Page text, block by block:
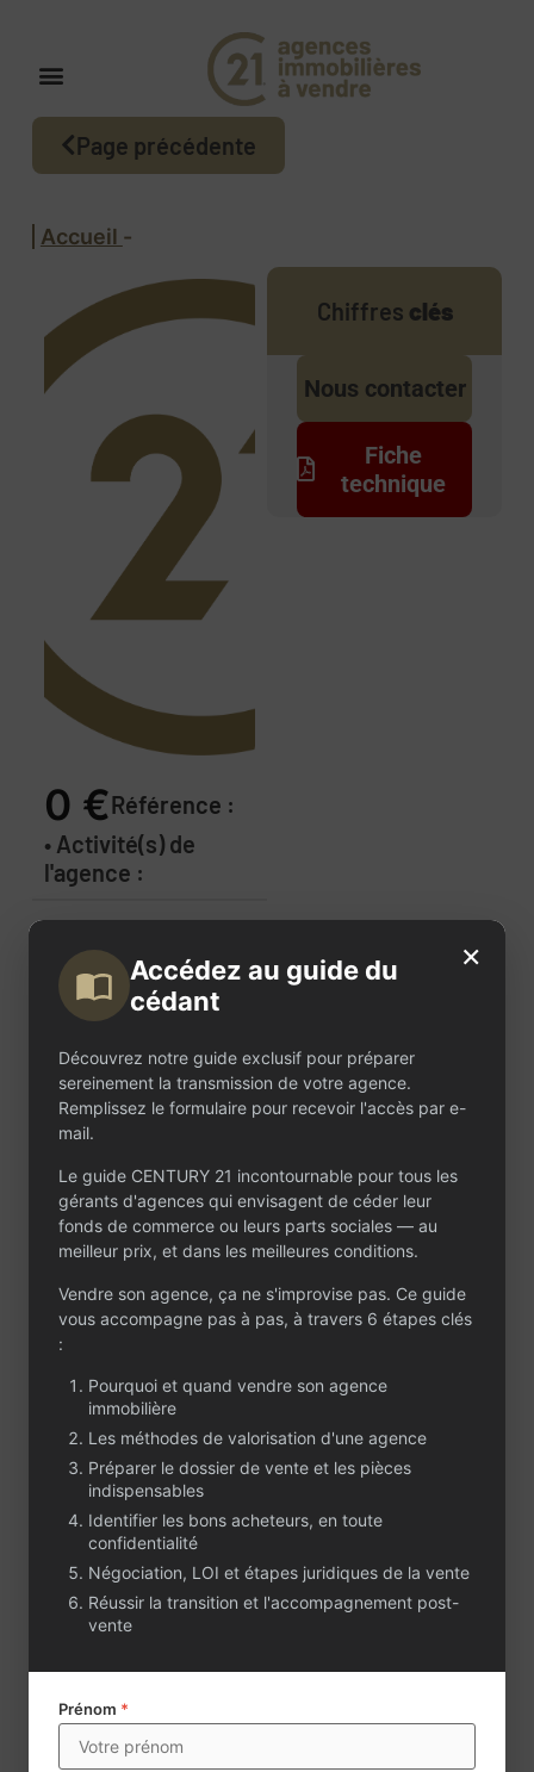
Page précédente
Accueil -
0 €Référence :
• Activité(s) de
l'agence :
Description
de
l'annonce
Chiffres clés
Nous contacter
Fiche
technique
Contactez-nous
Un projet ou une
question ?
Que vous envisagiez de céder ou d’acheter
formulaire : notre équipe vous contactera
rapidement, en toute confidentialité.
×
Accédez au guide du
cédant
Découvrez notre guide exclusif pour préparer
sereinement la transmission de votre agence.
Remplissez le formulaire pour recevoir l'accès par e-
mail.
Le guide CENTURY 21 incontournable pour tous les
gérants d'agences qui envisagent de céder leur
fonds de commerce ou leurs parts sociales — au
meilleur prix, et dans les meilleures conditions.
Vendre son agence, ça ne s'improvise pas. Ce guide
vous accompagne pas à pas, à travers 6 étapes clés
:
Pourquoi et quand vendre son agence
immobilière
Les méthodes de valorisation d'une agence
Préparer le dossier de vente et les pièces
indispensables
Identifier les bons acheteurs, en toute
confidentialité
Négociation, LOI et étapes juridiques de la vente
Réussir la transition et l'accompagnement post-
vente
Prénom *